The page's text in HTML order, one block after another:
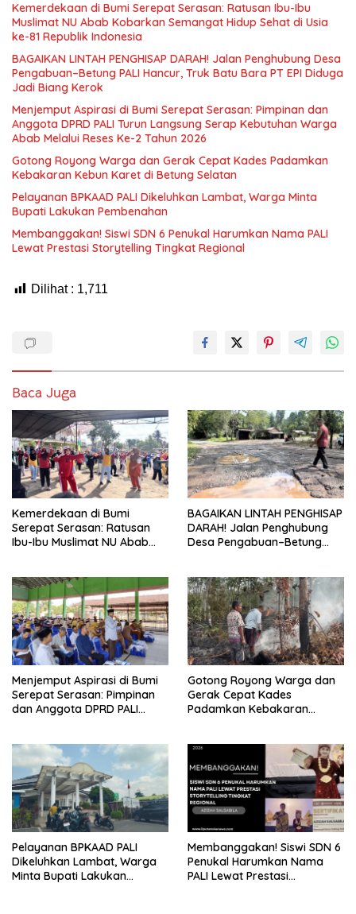
Kemerdekaan di Bumi Serepat Serasan: Ratusan Ibu-Ibu
Muslimat NU Abab Kobarkan Semangat Hidup Sehat di Usia
ke-81 Republik Indonesia
BAGAIKAN LINTAH PENGHISAP DARAH! Jalan Penghubung Desa
Pengabuan–Betung PALI Hancur, Truk Batu Bara PT EPI Diduga
Jadi Biang Kerok
Menjemput Aspirasi di Bumi Serepat Serasan: Pimpinan dan
Anggota DPRD PALI Turun Langsung Serap Kebutuhan Warga
Abab Melalui Reses Ke-2 Tahun 2026
Gotong Royong Warga dan Gerak Cepat Kades Padamkan
Kebakaran Kebun Karet di Betung Selatan
Pelayanan BPKAAD PALI Dikeluhkan Lambat, Warga Minta
Bupati Lakukan Pembenahan
Membanggakan! Siswi SDN 6 Penukal Harumkan Nama PALI
Lewat Prestasi Storytelling Tingkat Regional
Dilihat : 1,711
Baca Juga
Kemerdekaan di Bumi
Serepat Serasan: Ratusan
Ibu-Ibu Muslimat NU Abab
Indonesia
BAGAIKAN LINTAH PENGHISAP
DARAH! Jalan Penghubung
Desa Pengabuan–Betung
Kerok
Menjemput Aspirasi di Bumi
Serepat Serasan: Pimpinan
dan Anggota DPRD PALI
Melalui Reses Ke-2 Tahun
2026
Gotong Royong Warga dan
Gerak Cepat Kades
Padamkan Kebakaran
Pelayanan BPKAAD PALI
Dikeluhkan Lambat, Warga
Minta Bupati Lakukan
Membanggakan! Siswi SDN 6
Penukal Harumkan Nama
PALI Lewat Prestasi